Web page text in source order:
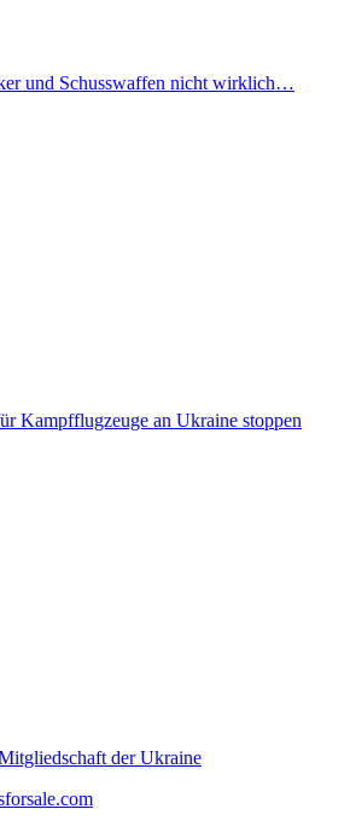
und Schusswaffen nicht wirklich…
Kampfflugzeuge an Ukraine stoppen
der Ukraine